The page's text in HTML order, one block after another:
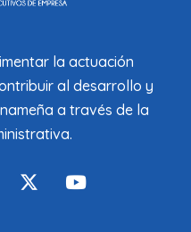
la actuación
al desarrollo y
a través de la